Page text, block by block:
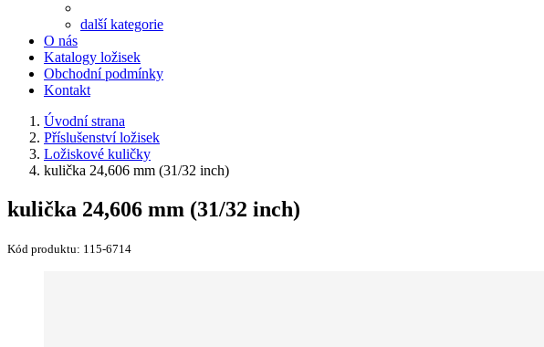
další kategorie
O nás
Katalogy ložisek
Obchodní podmínky
Kontakt
Úvodní strana
Příslušenství ložisek
Ložiskové kuličky
kulička 24,606 mm (31/32 inch)
kulička 24,606 mm (31/32 inch)
Kód produktu: 115-6714